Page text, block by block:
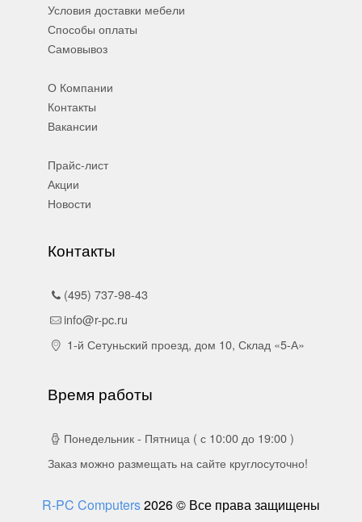
Условия доставки мебели
Способы оплаты
Самовывоз
О Компании
Контакты
Вакансии
Прайс-лист
Акции
Новости
Контакты
(495) 737-98-43
info@r-pc.ru
1-й Сетуньский проезд, дом 10, Склад «5-А»
Время работы
Понедельник - Пятница ( с 10:00 до 19:00 )
Заказ можно размещать на сайте круглосуточно!
R-PC Computers2026 © Все права защищены